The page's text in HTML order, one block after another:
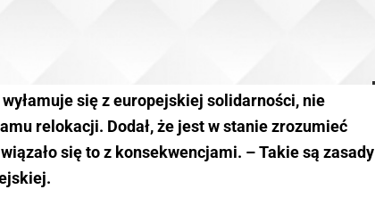
się z europejskiej solidarności, nie
relokacji. Dodał, że jest w stanie zrozumieć
się to z konsekwencjami. – Takie są zasady